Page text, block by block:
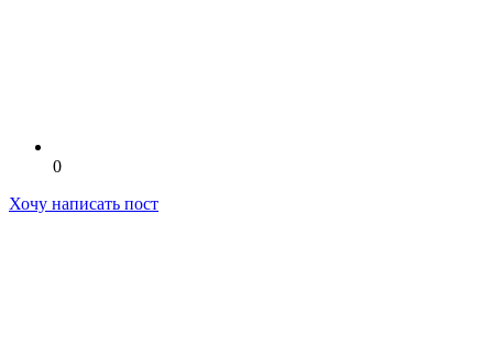
0
Хочу написать пост